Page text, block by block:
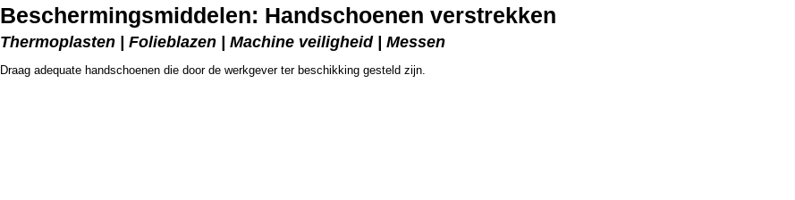
Beschermingsmiddelen: Handschoenen verstrekken
Thermoplasten | Folieblazen | Machine veiligheid | Messen
Draag adequate handschoenen die door de werkgever ter beschikking gesteld zijn.